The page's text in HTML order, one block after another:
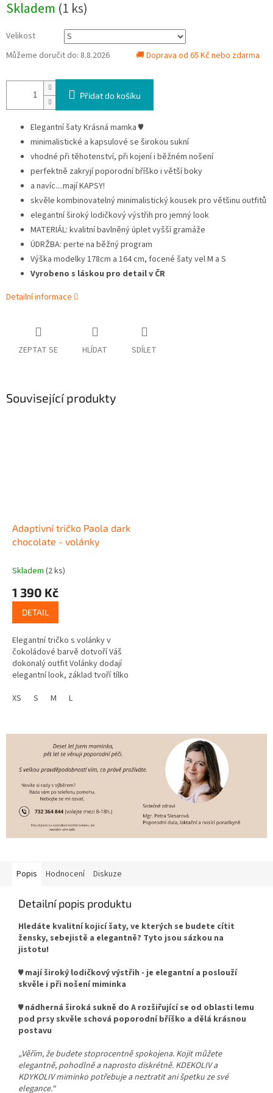
cena:
Skladem (1 ks)
Velikost
Můžeme doručit do: 8.8.2026 🚚 Doprava od 65 Kč nebo zdarma
Přidat do košíku
Elegantní šaty Krásná mamka ♥
minimalistické a kapsulové se širokou sukní
vhodné při těhotenství, při kojení i běžném nošení
perfektně zakryjí poporodní bříško i větší boky
a navíc....mají KAPSY!
skvěle kombinovatelný minimalistický kousek pro většinu outfitů
elegantní široký lodičkový výstřih pro jemný look
MATERIÁL: kvalitní bavlněný úplet vyšší gramáže
ÚDRŽBA: perte na běžný program
Výška modelky 178cm a 164 cm, focené šaty vel M a S
Vyrobeno s láskou pro detail v ČR
Detailní informace
ZEPTAT SE HLÍDAT SDÍLET
Související produkty
Adaptivní tričko Paola dark
chocolate - volánky
Skladem (2 ks)
1 390 Kč
DETAIL
Elegantní tričko s volánky v
čokoládové barvě dotvoří Váš
dokonalý outfit Volánky dodají
elegantní look, základ tvoří tílko
Zpracování umožní...
XS S M L
Popis Hodnocení Diskuze
Detailní popis produktu
Hledáte kvalitní kojicí šaty, ve kterých se budete cítit
žensky, sebejistě a elegantně? Tyto jsou sázkou na
jistotu!
♥ mají široký lodičkový výstřih - je elegantní a poslouží
skvěle i při nošení miminka
♥ nádherná široká sukně do A rozšiřující se od oblasti lemu
pod prsy skvěle schová poporodní bříško a dělá krásnou
postavu
„Věřím, že budete stoprocentně spokojena. Kojit můžete
elegantně, pohodlně a naprosto diskrétně. KDEKOLIV a
KDYKOLIV miminko potřebuje a neztratit ani špetku ze své
elegance.“